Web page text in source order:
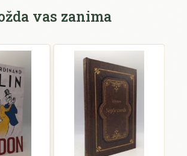
vas zanima